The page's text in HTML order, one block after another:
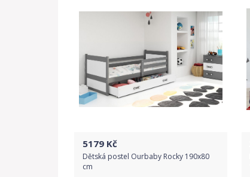
5179 Kč
Dětská postel Ourbaby Rocky 190x80
cm